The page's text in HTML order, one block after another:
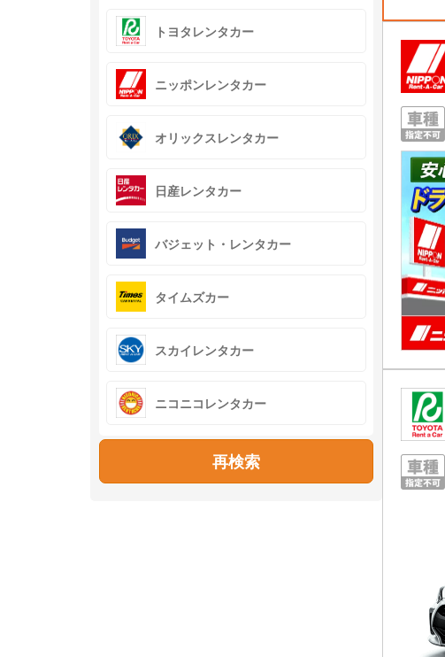
トヨタレンタカー
ニッポンレンタカー
オリックスレンタカー
日産レンタカー
バジェット・レンタカー
タイムズカー
スカイレンタカー
ニコニコレンタカー
再検索